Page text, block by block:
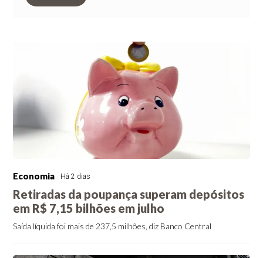
Economia Há 2 dias
Retiradas da poupança superam depósitos
em R$ 7,15 bilhões em julho
Saída líquida foi mais de 237,5 milhões, diz Banco Central